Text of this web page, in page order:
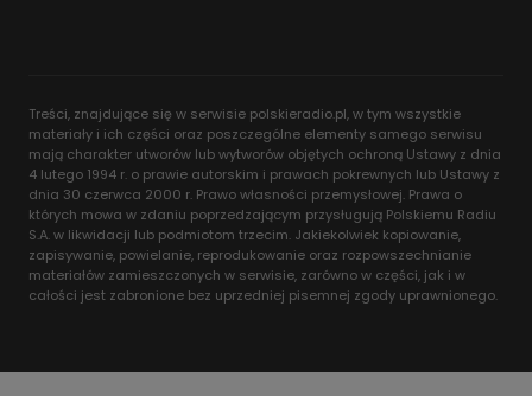
Treści, znajdujące się w serwisie polskieradio.pl, w tym wszystkie
materiały i ich części oraz poszczególne elementy samego serwisu
mają charakter utworów lub wytworów objętych ochroną Ustawy z dnia
4 lutego 1994 r. o prawie autorskim i prawach pokrewnych lub Ustawy z
dnia 30 czerwca 2000 r. Prawo własności przemysłowej. Prawa o
których mowa w zdaniu poprzedzającym przysługują Polskiemu Radiu
S.A. w likwidacji lub podmiotom trzecim. Jakiekolwiek kopiowanie,
zapisywanie, powielanie, reprodukowanie oraz rozpowszechnianie
materiałów zamieszczonych w serwisie, zarówno w części, jak i w
całości jest zabronione bez uprzedniej pisemnej zgody uprawnionego.